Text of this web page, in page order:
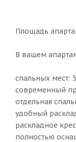
Площадь
В вашем
спальных мест: 5
современный
отдельная
удобный
раскладное
полностью